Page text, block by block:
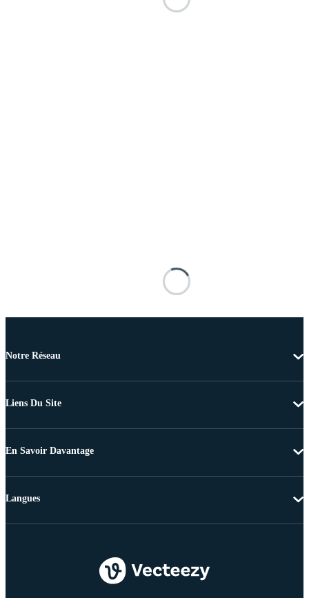
Notre Réseau
Liens Du Site
En Savoir Davantage
Langues